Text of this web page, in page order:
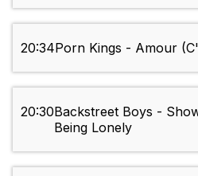
20:34Porn Kings - Amour
20:30Backstreet Boys -
Being Lonely